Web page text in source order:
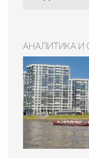
АНАЛИТИКА И